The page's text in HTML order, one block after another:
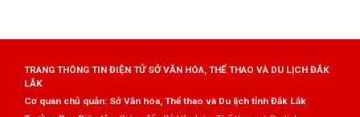
TRANG THÔNG TIN ĐIỆN TỬ SỞ VĂN HÓA, THỂ THAO VÀ DU LỊCH ĐẮK
LẮK
Cơ quan chủ quản: Sở Văn hóa, Thể thao và Du lịch tỉnh Đắk Lắk